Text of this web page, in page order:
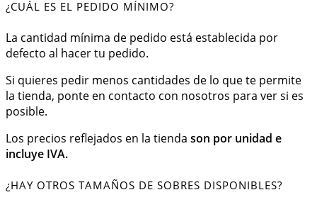
¿CUÁL ES EL PEDIDO MÍNIMO?
La cantidad mínima de pedido está establecida por
defecto al hacer tu pedido.
Si quieres pedir menos cantidades de lo que te permite
la tienda, ponte en contacto con nosotros para ver si es
posible.
Los precios reflejados en la tienda son por unidad e
incluye IVA.
¿HAY OTROS TAMAÑOS DE SOBRES DISPONIBLES?